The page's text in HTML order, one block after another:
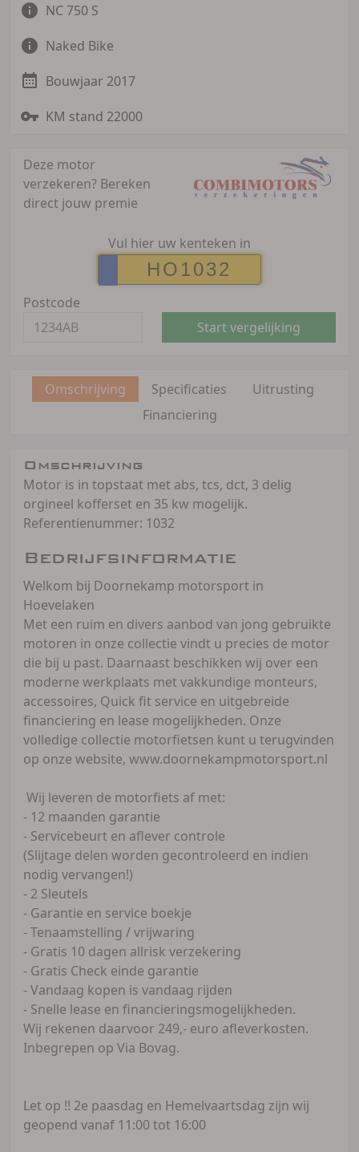
NC 750 S
Naked Bike
Bouwjaar 2017
KM stand 22000
Deze motor
verzekeren? Bereken
direct jouw premie
Vul hier uw kenteken in
Postcode
Start vergelijking
Omschrijving Specificaties
Uitrusting
Financiering
Omschrijving
Motor is in topstaat met abs, tcs, dct, 3 delig
orgineel kofferset en 35 kw mogelijk.
Referentienummer: 1032
Bedrijfsinformatie
Welkom bij Doornekamp motorsport in
Hoevelaken
Met een ruim en divers aanbod van jong gebruikte
motoren in onze collectie vindt u precies de motor
die bij u past. Daarnaast beschikken wij over een
moderne werkplaats met vakkundige monteurs,
accessoires, Quick fit service en uitgebreide
financiering en lease mogelijkheden. Onze
volledige collectie motorfietsen kunt u terugvinden
op onze website, www.doornekampmotorsport.nl
Wij leveren de motorfiets af met:
- 12 maanden garantie
- Servicebeurt en aflever controle
(Slijtage delen worden gecontroleerd en indien
nodig vervangen!)
- 2 Sleutels
- Garantie en service boekje
- Tenaamstelling / vrijwaring
- Gratis 10 dagen allrisk verzekering
- Gratis Check einde garantie
- Vandaag kopen is vandaag rijden
- Snelle lease en financieringsmogelijkheden.
Wij rekenen daarvoor 249,- euro afleverkosten.
Inbegrepen op Via Bovag.
Let op !! 2e paasdag en Hemelvaartsdag zijn wij
geopend vanaf 11:00 tot 16:00